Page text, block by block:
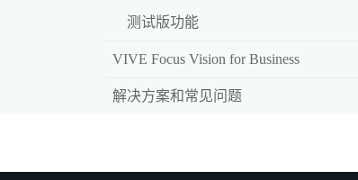
测试版功能
VIVE Focus Vision for Business
解决方案和常见问题